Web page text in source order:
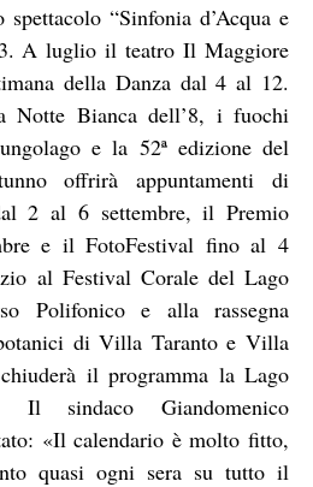
“Sinfonia d’Acqua e
A luglio il teatro Il Maggiore
della Danza dal 4 al 12.
Notte Bianca dell’8, i fuochi
e la 52ª edizione del
offrirà appuntamenti di
2 al 6 settembre, il Premio
e il FotoFestival fino al 4
al Festival Corale del Lago
Polifonico e alla rassegna
di Villa Taranto e Villa
il programma la Lago
Il sindaco Giandomenico
«Il calendario è molto fitto,
quasi ogni sera su tutto il